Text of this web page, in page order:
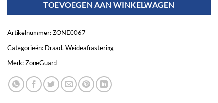
TOEVOEGEN AAN WINKELWAGEN
Artikelnummer:ZONE0067
Categorieën: Draad, Weideafrastering
Merk:ZoneGuard